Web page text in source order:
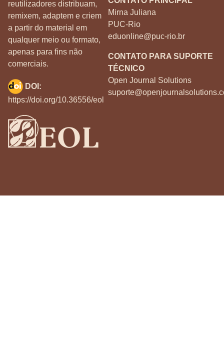
reutilizadores distribuam,
remixem, adaptem e criem
a partir do material em
qualquer meio ou formato,
apenas para fins não
comerciais.
Mirna Juliana
PUC-Rio
eduonline@puc-rio.br
CONTATO PARA SUPORTE
TÉCNICO
Open Journal Solutions
DOI:
https://doi.org/10.36556/eol